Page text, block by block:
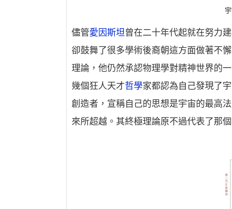
儘管愛因斯坦曾在二十年代起就在努力
卻鼓舞了很多學術後裔朝這方面做著不
理論，他仍然承認物理學對精神世界的
幾個狂人天才哲學家都認為自己發現了
創造者，宣稱自己的思想是宇宙的最高
來所超越。其終極理論原不過代表了那